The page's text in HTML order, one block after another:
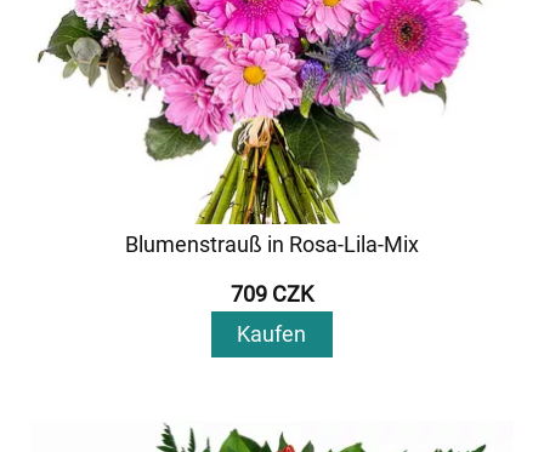
Blumenstrauß in Rosa-Lila-Mix
709 CZK
Kaufen